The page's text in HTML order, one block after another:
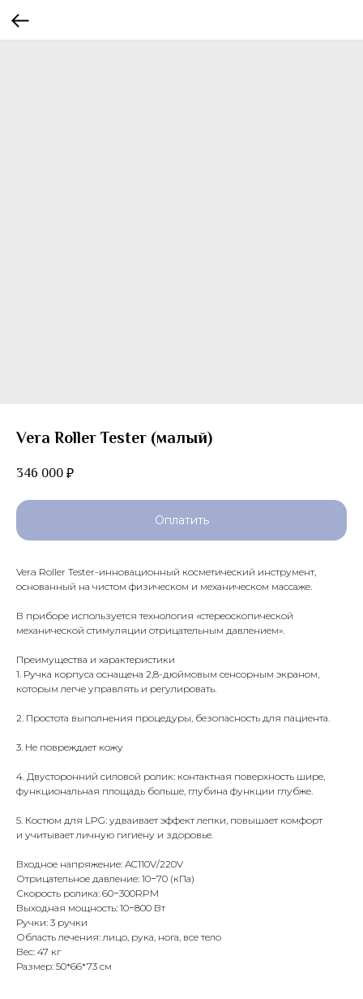
Vera Roller Tester (малый)
346 000₽
Оплатить
Vera Roller Tester-инновационный косметический инструмент,
основанный на чистом физическом и механическом массаже.
В приборе используется технология «стереоскопической
механической стимуляции отрицательным давлением».
Преимущества и характеристики
1. Ручка корпуса оснащена 2,8-дюймовым сенсорным экраном,
которым легче управлять и регулировать.
2. Простота выполнения процедуры, безопасность для пациента.
3. Не повреждает кожу
4. Двусторонний силовой ролик: контактная поверхность шире,
функциональная площадь больше, глубина функции глубже.
5. Костюм для LPG: удваивает эффект лепки, повышает комфорт
и учитывает личную гигиену и здоровье.
Входное напряжение: AC110V/220V
Отрицательное давление: 10−70 (кПа)
Скорость ролика: 60−300RPM
Выходная мощность: 10−800 Вт
Ручки: 3 ручки
Область лечения: лицо, рука, нога, все тело
Вес: 47 кг
Размер: 50*66*73 см